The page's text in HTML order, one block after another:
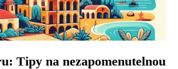
Tipy na nezapomenutelnou